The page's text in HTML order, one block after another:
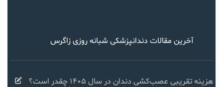
آخرین مقالات دندانپزشکی شبانه روزی زاگرس
هزینه تقریبی عصب‌کشی دندان در سال ۱۴۰۵ چقدر است؟